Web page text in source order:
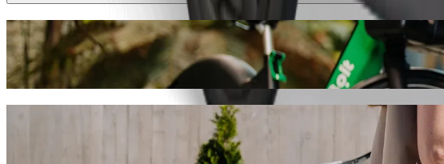
E-rollerek vagy e-kerékpárok
Közlekedj Mingachevir városában rollerrel vagy e-kerékpárral
Töltsd le a Bolt appot
Juss el innen: Mingəçevir çimərlik ide: Ata bank
Válaszd a Bolt utasszállítást, ha a legjobb árat keresed Ata bank (Mingəçevir filialı)